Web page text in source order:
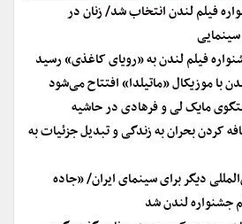
فیلم لندن انتخاب شد/ زنان در
فیلم لندن به «رویای کاغذی» رسید
با موزیکال «ماتیلدا» افتتاح می‌شود
مایک لی و فرهادی در حاشیه
کردن بحران به زندگی و تبدیل جزئیات به
دیگر برای سینمای ایران/ «جاده
جشنواره لندن شد